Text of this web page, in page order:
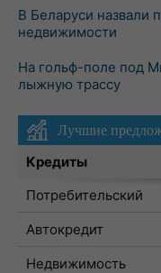
В Беларуси назвали
недвижимости
На гольф-поле под
лыжную трассу
Лучшие
Кредиты
Потребительский
Автокредит
Недвижимость